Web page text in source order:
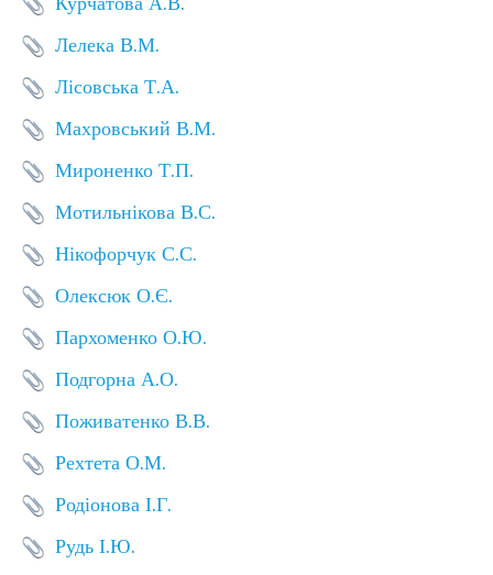
Лелека В.М.
Лісовська Т.А.
Махровський В.М.
Мироненко Т.П.
Мотильнікова В.С.
Нікофорчук С.С.
Олексюк О.Є.
Пархоменко О.Ю.
Подгорна А.О.
Поживатенко В.В.
Рехтета О.М.
Родіонова І.Г.
Рудь І.Ю.